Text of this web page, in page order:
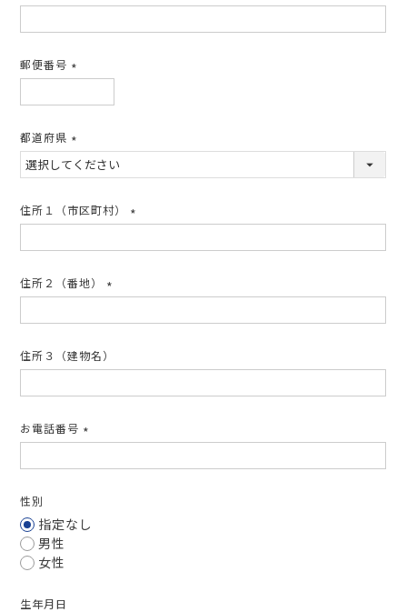
須)
郵便番号
須)
都道府県
(必
須)
住所１（市区町村）
須)
住所２（番地）
須)
住所３（建物名）
お電話番号
須)
性別
指定なし
男性
女性
生年月日